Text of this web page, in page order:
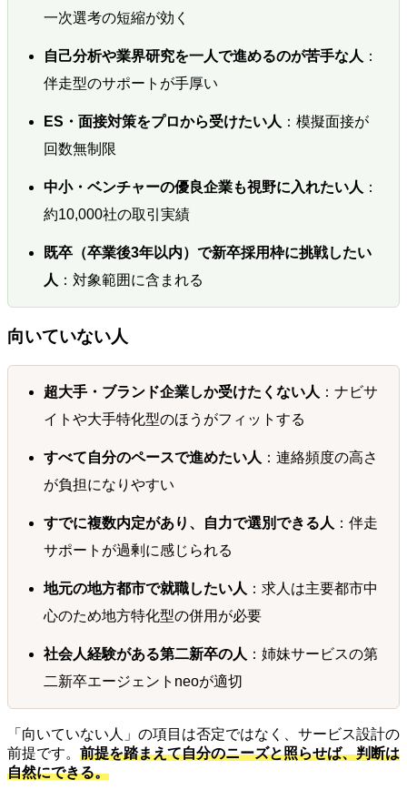
一次選考の短縮が効く
自己分析や業界研究を一人で進めるのが苦手な人 ：
伴走型のサポートが手厚い
ES・面接対策をプロから受けたい人 ：模擬面接が
回数無制限
中小・ベンチャーの優良企業も視野に入れたい人 ：
約10,000社の取引実績
既卒（卒業後3年以内）で新卒採用枠に挑戦したい
人 ：対象範囲に含まれる
向いていない人
超大手・ブランド企業しか受けたくない人 ：ナビサ
イトや大手特化型のほうがフィットする
すべて自分のペースで進めたい人 ：連絡頻度の高さ
が負担になりやすい
すでに複数内定があり、自力で選別できる人 ：伴走
サポートが過剰に感じられる
地元の地方都市で就職したい人 ：求人は主要都市中
心のため地方特化型の併用が必要
社会人経験がある第二新卒の人 ：姉妹サービスの第
二新卒エージェントneoが適切
「向いていない人」の項目は否定ではなく、サービス設計の
前提です。 前提を踏まえて自分のニーズと照らせば、判断は
自然にできる。